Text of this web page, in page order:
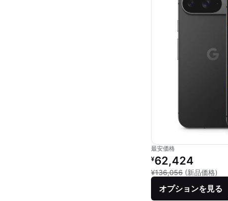
最安価格
リファービッシュ品の価
¥62,424
¥136,056 (新品価格)
オプションを見る